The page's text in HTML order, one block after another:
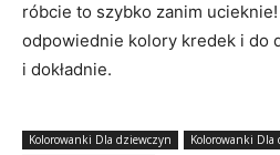
róbcie to szybko zanim
odpowiednie kolory kredek i do
i dokładnie.
Kolorowanki Dla dziewczyn Kolorowanki Dla